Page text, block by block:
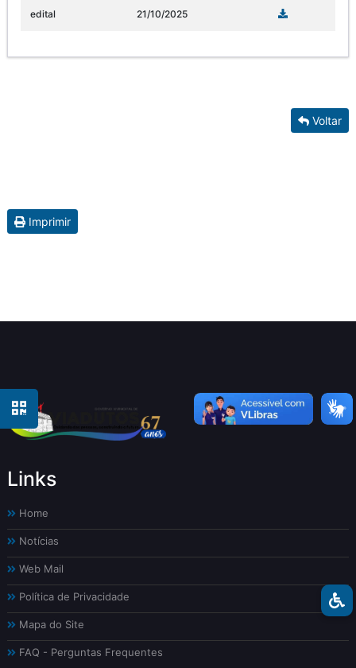
edital 21/10/2025
Voltar
Imprimir
Links
Home
Notícias
Web Mail
Política de Privacidade
Mapa do Site
FAQ - Perguntas Frequentes